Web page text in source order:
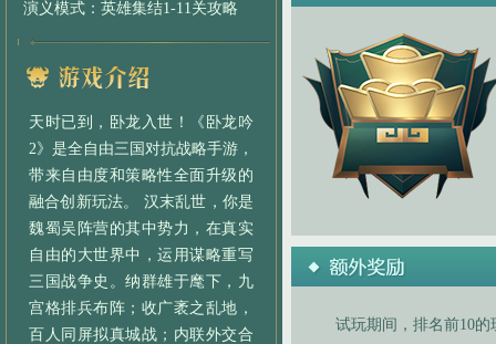
演义模式：英雄集结1-11关攻略
天时已到，卧龙入世！《卧龙吟
2》是全自由三国对抗战略手游，
带来自由度和策略性全面升级的
融合创新玩法。 汉末乱世，你是
魏蜀吴阵营的其中势力，在真实
自由的大世界中，运用谋略重写
三国战争史。纳群雄于麾下，九
宫格排兵布阵；收广袤之乱地，
百人同屏拟真城战；内联外交合
试玩期间，排名前10